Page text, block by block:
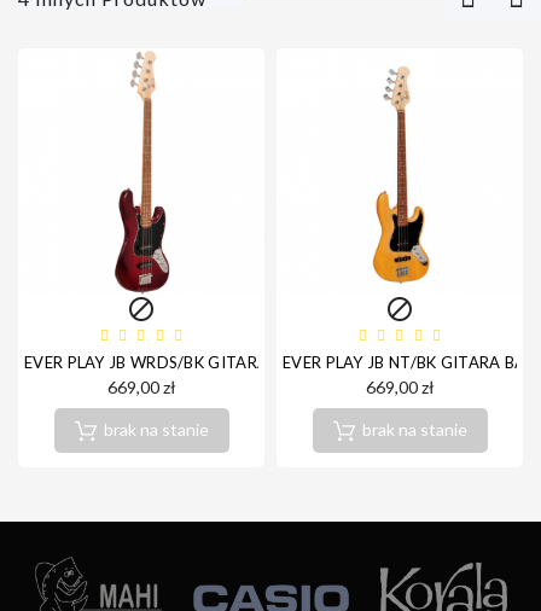

EVER PLAY JB WRDS/BK GITARA BASOWA
669,00 zł
brak na stanie

EVER PLAY JB NT/BK GITARA
669,00 zł
brak na stanie